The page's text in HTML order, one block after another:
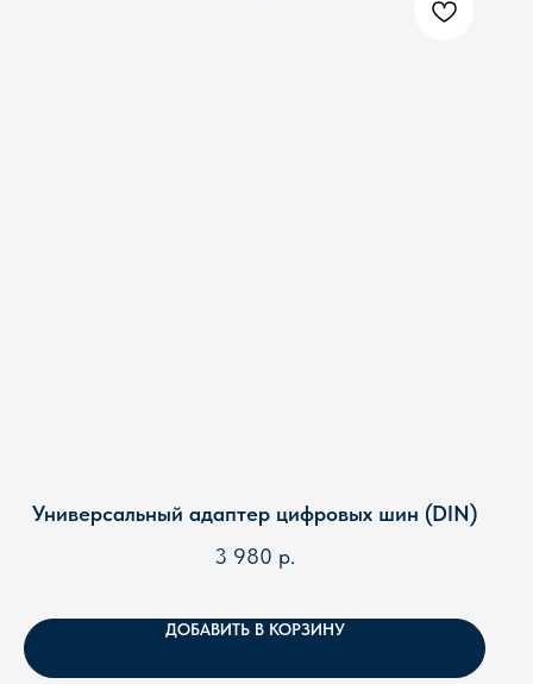
Универсальный адаптер цифровых шин (DIN)
3 980 р.
ДОБАВИТЬ В КОРЗИНУ